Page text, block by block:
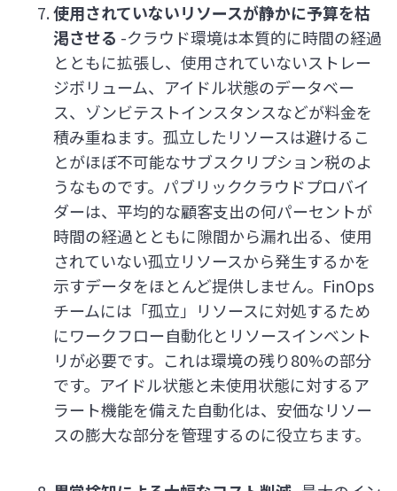
使用されていないリソースが静かに予算を枯
渇させる -クラウド環境は本質的に時間の経過
とともに拡張し、使用されていないストレー
ジボリューム、アイドル状態のデータベー
ス、ゾンビテストインスタンスなどが料金を
積み重ねます。孤立したリソースは避けるこ
とがほぼ不可能なサブスクリプション税のよ
うなものです。パブリッククラウドプロバイ
ダーは、平均的な顧客支出の何パーセントが
時間の経過とともに隙間から漏れ出る、使用
されていない孤立リソースから発生するかを
示すデータをほとんど提供しません。FinOps
チームには「孤立」リソースに対処するため
にワークフロー自動化とリソースインベント
リが必要です。これは環境の残り80%の部分
です。アイドル状態と未使用状態に対するア
ラート機能を備えた自動化は、安価なリソー
スの膨大な部分を管理するのに役立ちます。